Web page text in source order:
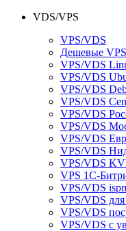
VDS/VPS
VPS/VDS
Дешевые
VPS/VDS
VPS/VDS
VPS/VDS
VPS/VDS
VPS/VDS
VPS/VDS
VPS/VDS
VPS/VDS
VPS/VDS
VPS 1С-
VPS/VDS
VPS/VDS
VPS/VDS
VPS/VDS с